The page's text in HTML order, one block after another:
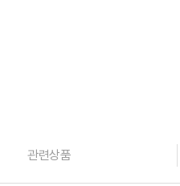
관련상품